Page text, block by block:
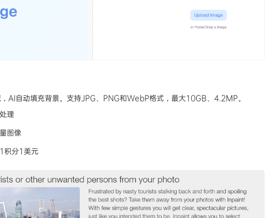
AI自动填充背景。支持JPG、PNG和WebP格式，最大10GB、4.2MP。
理
图像
积分1美元